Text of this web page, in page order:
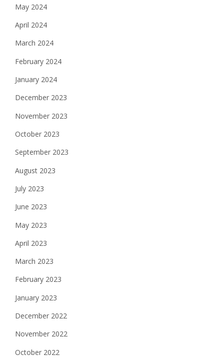
May 2024
April 2024
March 2024
February 2024
January 2024
December 2023
November 2023
October 2023
September 2023
August 2023
July 2023
June 2023
May 2023
April 2023
March 2023
February 2023
January 2023
December 2022
November 2022
October 2022